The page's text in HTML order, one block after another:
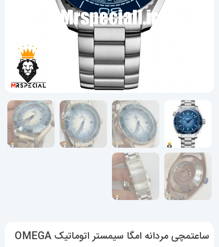
ساعتمچی مردانه امگا سیمستر اتوماتیک OMEGA